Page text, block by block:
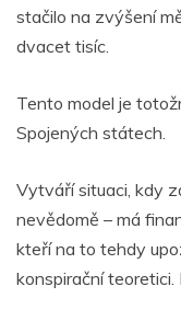
stačilo na zvýšení
dvacet tisíc.
Tento model je
Spojených státech.
Vytváří situaci, kdy
nevědomě – má
kteří na to tehdy
konspirační